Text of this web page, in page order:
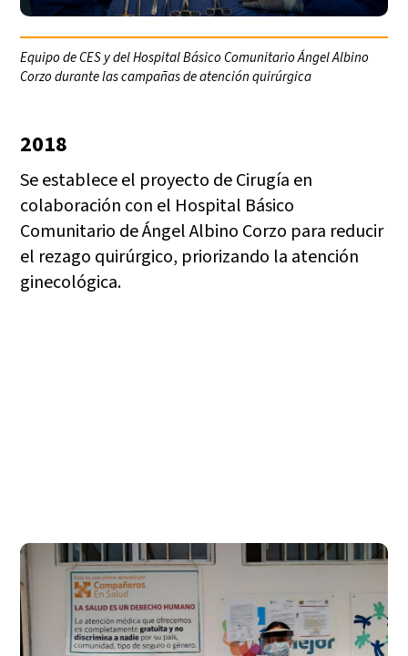
Equipo de CES y del Hospital Básico Comunitario Ángel Albino
Corzo durante las campañas de atención quirúrgica
2018
Se establece el proyecto de Cirugía en
colaboración con el Hospital Básico
Comunitario de Ángel Albino Corzo para reducir
el rezago quirúrgico, priorizando la atención
ginecológica.